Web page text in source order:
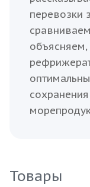
перевозки
Товары